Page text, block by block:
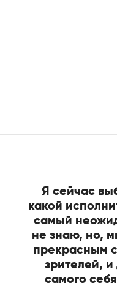
Я сейчас
какой
самый
не знаю, но,
прекрасным
зрителей,
самого